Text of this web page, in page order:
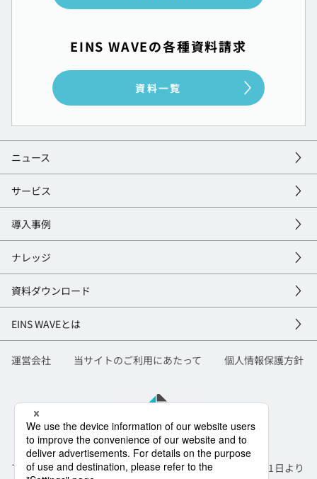
EINS WAVEの各種資料請求
資料一覧
ニュース
サービス
導入事例
ナレッジ
資料ダウンロード
EINSWAVEとは
運営会社 当サイトのご利用にあたって 個人情報保護方針
TIS株式会社と株式会社インテックは合併し、2026年7月1日より